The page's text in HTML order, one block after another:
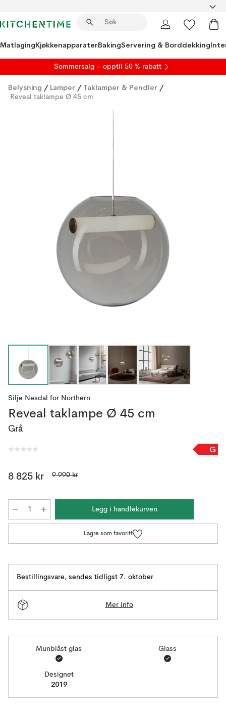
MatlagingKjøkkenapparaterBakingServering & Borddekking
Sommersalg – opptil 50 % rabatt
Belysning / Lamper / Taklamper & Pendler /
Reveal taklampe Ø 45 cm
Silje Nesdal for Northern
Reveal taklampe Ø 45 cm
Grå
G
8 825 kr 9 990 kr
Legg i handlekurven
Lagre som favoritt
Bestillingsvare, sendes tidligst 7. oktober
Mer info
Munblåst glas Glass
Designet
2019